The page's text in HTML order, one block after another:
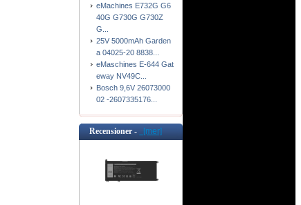
eMachines E732G G6
40G G730G G730Z
G...
25V 5000mAh Garden
a 04025-20 8838...
eMaschines E-644 Gat
eway NV49C...
Bosch 9,6V 26073000
02 -2607335176...
Recensioner - [mer]